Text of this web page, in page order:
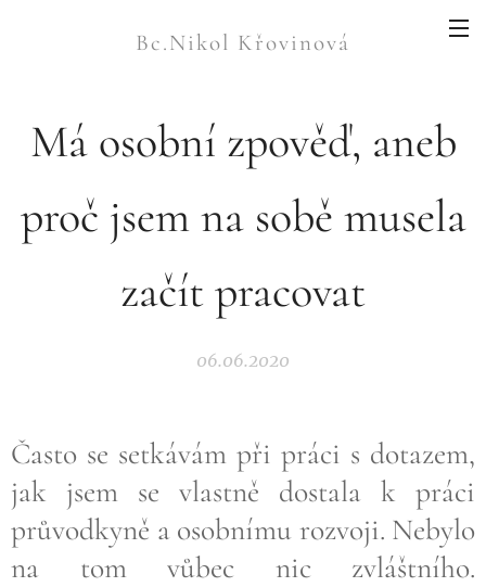
Bc.Nikol Křovinová
Má osobní zpověď, aneb
proč jsem na sobě musela
začít pracovat
06.06.2020
Často se setkávám při práci s dotazem,
jak jsem se vlastně dostala k práci
průvodkyně a osobnímu rozvoji. Nebylo
na tom vůbec nic zvláštního.